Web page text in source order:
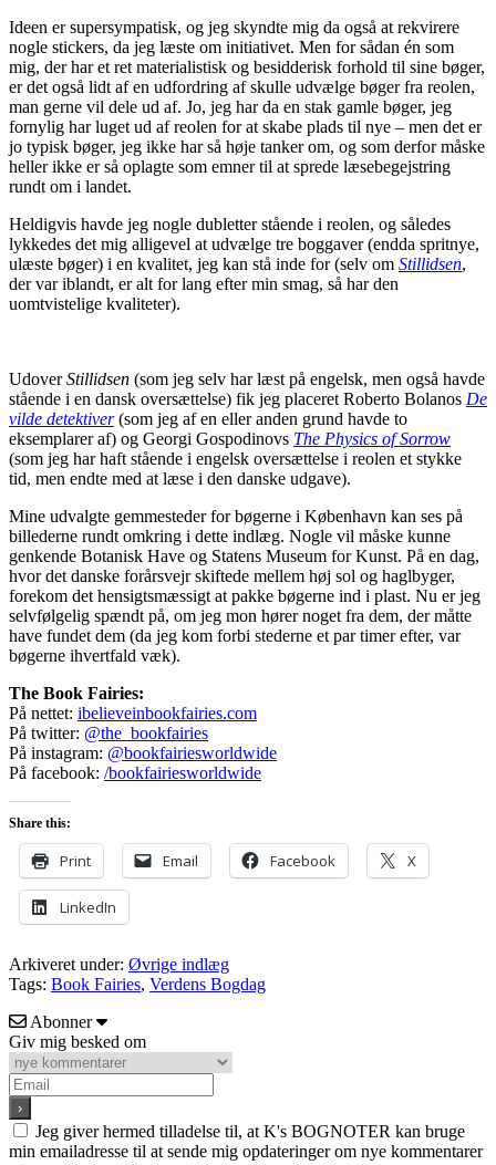
Ideen er supersympatisk, og jeg skyndte mig da også at rekvirere
nogle stickers, da jeg læste om initiativet. Men for sådan én som
mig, der har et ret materialistisk og besidderisk forhold til sine bøger,
er det også lidt af en udfordring af skulle udvælge bøger fra reolen,
man gerne vil dele ud af. Jo, jeg har da en stak gamle bøger, jeg
fornylig har luget ud af reolen for at skabe plads til nye – men det er
jo typisk bøger, jeg ikke har så høje tanker om, og som derfor måske
heller ikke er så oplagte som emner til at sprede læsebegejstring
rundt om i landet.
Heldigvis havde jeg nogle dubletter stående i reolen, og således
lykkedes det mig alligevel at udvælge tre boggaver (endda spritnye,
ulæste bøger) i en kvalitet, jeg kan stå inde for (selv om Stillidsen,
der var iblandt, er alt for lang efter min smag, så har den
uomtvistelige kvaliteter).
UdoverStillidsen (som jeg selv har læst på engelsk, men også havde
stående i en dansk oversættelse) fik jeg placeret Roberto Bolanos De
vilde detektiver(som jeg af en eller anden grund havde to
eksemplarer af) og Georgi Gospodinovs The Physics of Sorrow
(som jeg har haft stående i engelsk oversættelse i reolen et stykke
tid, men endte med at læse i den danske udgave).
Mine udvalgte gemmesteder for bøgerne i København kan ses på
billederne rundt omkring i dette indlæg. Nogle vil måske kunne
genkende Botanisk Have og Statens Museum for Kunst. På en dag,
hvor det danske forårsvejr skiftede mellem høj sol og haglbyger,
forekom det hensigtsmæssigt at pakke bøgerne ind i plast. Nu er jeg
selvfølgelig spændt på, om jeg mon hører noget fra dem, der måtte
have fundet dem (da jeg kom forbi stederne et par timer efter, var
bøgerne ihvertfald væk).
The Book Fairies:
På nettet: ibelieveinbookfairies.com
På twitter: @the_bookfairies
På instagram: @bookfairiesworldwide
På facebook: /bookfairiesworldwide
Share this:
Print Email Facebook X
LinkedIn
Arkiveret under: Øvrige indlæg
Tags: Book Fairies, Verdens Bogdag
Abonner
Giv mig besked om
Jeg giver hermed tilladelse til, at K's BOGNOTER kan bruge
min emailadresse til at sende mig opdateringer om nye kommentarer